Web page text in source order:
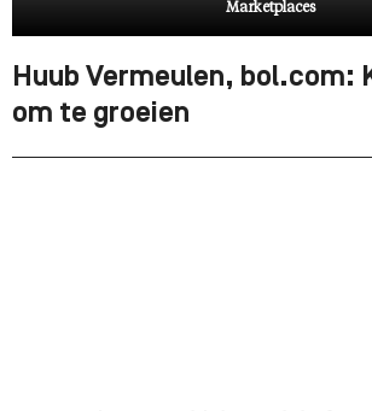
Marketplaces
Huub Vermeulen, bol.com:
om te groeien